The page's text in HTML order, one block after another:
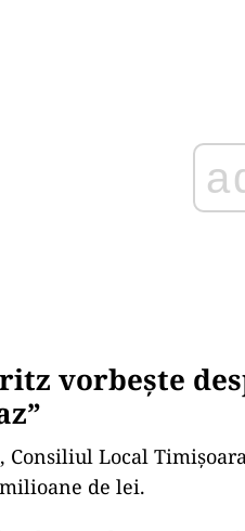
vorbeşte
Local
de lei.